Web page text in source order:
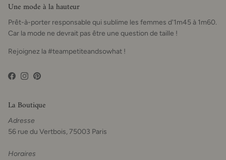
Une mode à la hauteur
Prêt-à-porter responsable qui sublime les femmes d'1m45 à 1m60.
Car la mode ne devrait pas être une question de taille !
Rejoignez la #teampetiteandsowhat !
Facebook
Instagram
Pinterest
La Boutique
Adresse
56 rue du Vertbois, 75003 Paris
Horaires